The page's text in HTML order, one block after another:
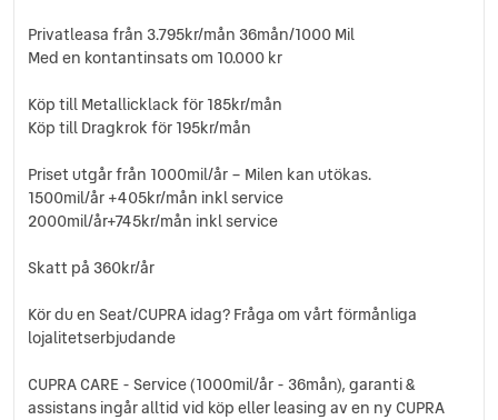
Privatleasa från 3.795kr/mån 36mån/1000 Mil
Med en kontantinsats om 10.000 kr
Köp till Metallicklack för 185kr/mån
Köp till Dragkrok för 195kr/mån
Priset utgår från 1000mil/år – Milen kan utökas.
1500mil/år +405kr/mån inkl service
2000mil/år+745kr/mån inkl service
Skatt på 360kr/år
Kör du en Seat/CUPRA idag? Fråga om vårt förmånliga
lojalitetserbjudande
CUPRA CARE - Service (1000mil/år - 36mån), garanti &
assistans ingår alltid vid köp eller leasing av en ny CUPRA